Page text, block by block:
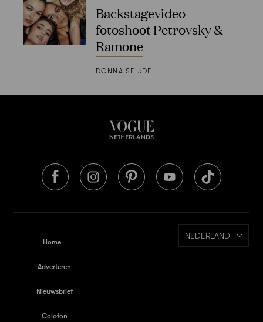
Backstagevideo
fotoshoot Petrovsky &
Ramone
DONNA SEIJDEL
Home
Adverteren
Nieuwsbrief
Colofon
NEDERLAND